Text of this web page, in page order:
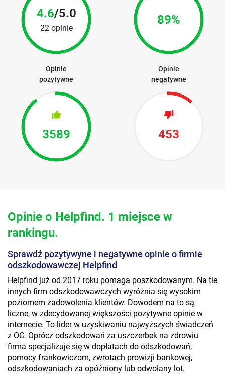
4.6/5.0
22 opinie
89%
Opinie
pozytywne
3589
Opinie
negatywne
453
Opinie o Helpfind. 1 miejsce w
rankingu.
Sprawdź pozytywyne i negatywne opinie o firmie
odszkodowawczej Helpfind
Helpfind już od 2017 roku pomaga poszkodowanym. Na tle
innych firm odszkodowawczych wyróżnia się wysokim
poziomem zadowolenia klientów. Dowodem na to są
liczne, w zdecydowanej większości pozytywne opinie w
internecie. To lider w uzyskiwaniu najwyższych świadczeń
z OC. Oprócz odszkodowań za uszczerbek na zdrowiu
firma specjalizuje się w dopłatach do odszkodowań,
pomocy frankowiczom, zwrotach prowizji bankowej,
odszkodowaniach za opóźniony lub odwołany lot.